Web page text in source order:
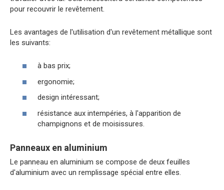
pour recouvrir le revêtement.
Les avantages de l'utilisation d'un revêtement métallique sont
les suivants:
à bas prix;
ergonomie;
design intéressant;
résistance aux intempéries, à l'apparition de
champignons et de moisissures.
Panneaux en aluminium
Le panneau en aluminium se compose de deux feuilles
d'aluminium avec un remplissage spécial entre elles.